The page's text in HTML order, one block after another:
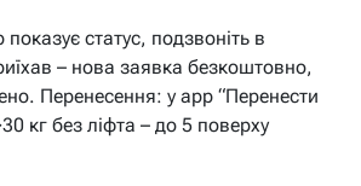
статус, подзвоніть в
– нова заявка безкоштовно,
Перенесення: у app “Перенести
кг без ліфта – до 5 поверху